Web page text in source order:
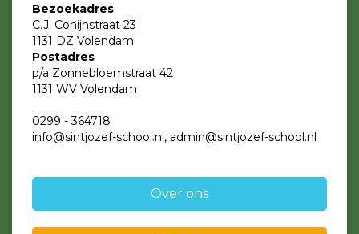
Bezoekadres
C.J. Conijnstraat 23
1131 DZ Volendam
Postadres
p/a Zonnebloemstraat 42
1131 WV Volendam
0299 - 364718
info@sintjozef-school.nl, admin@sintjozef-school.nl
Over ons